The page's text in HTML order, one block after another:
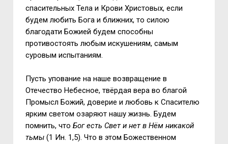
спасительных Тела и Крови Христовых, если
будем любить Бога и ближних, то силою
благодати Божией будем способны
противостоять любым искушениям, самым
суровым испытаниям.
Пусть упование на наше возвращение в
Отечество Небесное, твёрдая вера во благой
Промысл Божий, доверие и любовь к Спасителю
ярким светом озаряют нашу жизнь. Будем
помнить, чтоБог есть Свет и нет в Нём никакой
тьмы (1 Ин. 1,5). Что в этом Божественном